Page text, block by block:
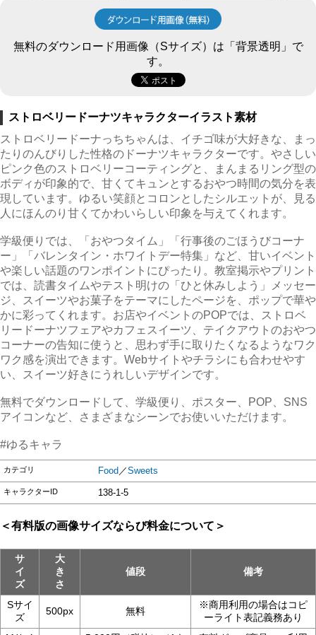
無料のダウンロード用画像（Sサイズ）は「背景透明」で
す。
ストロベリードーナツキャラクターイラスト素材
ストロベリードーナっちちゃんは、イチゴ味が大好きな、まっ
たりのんびりした性格のドーナツキャラクターです。やさしい
ピンク色のストロベリーコーティングと、まんまるリング型の
ボディが印象的で、甘くてキュンとするおやつ時間の気分を表
現しています。ゆるい笑顔とコロンとしたシルエットが、見る
人にほんのり甘くてかわいらしい印象を与えてくれます。
学級便りでは、「おやつタイム」「行事後のごほうびコーナ
ー」「バレンタイン・ホワイトデー特集」など、甘いイベント
や楽しい話題のワンポイントにぴったり。教室掲示やプリント
では、読書タイムやテスト明けの「ひと休みしよう」メッセー
ジ、スイーツやお菓子をテーマにしたページを、ポップで華や
かに彩ってくれます。お店やイベントのPOPでは、ストロベ
リードーナツフェアやカフェスイーツ、テイクアウトのおやつ
コーナーの告知に使うと、思わず手に取りたくなるようなワク
ワク感を演出できます。Webサイトやチラシにも合わせやす
い、スイーツ好きにうれしいデザインです。
無料でダウンロードして、学級便り、ポスター、POP、SNS
アイコンなど、さまざまなシーンでお使いいただけます。
#ゆるキャラ
カテゴリ Food ／Sweets
キャラクターID 138-1-5
＜有料版の画像サイズならび料金について＞
サ
イ
ズ
大
き
さ
値段 備考
Sサイ
ズ
500px 無料
※商用利用の場合はコピ
ーライト表記義務あり